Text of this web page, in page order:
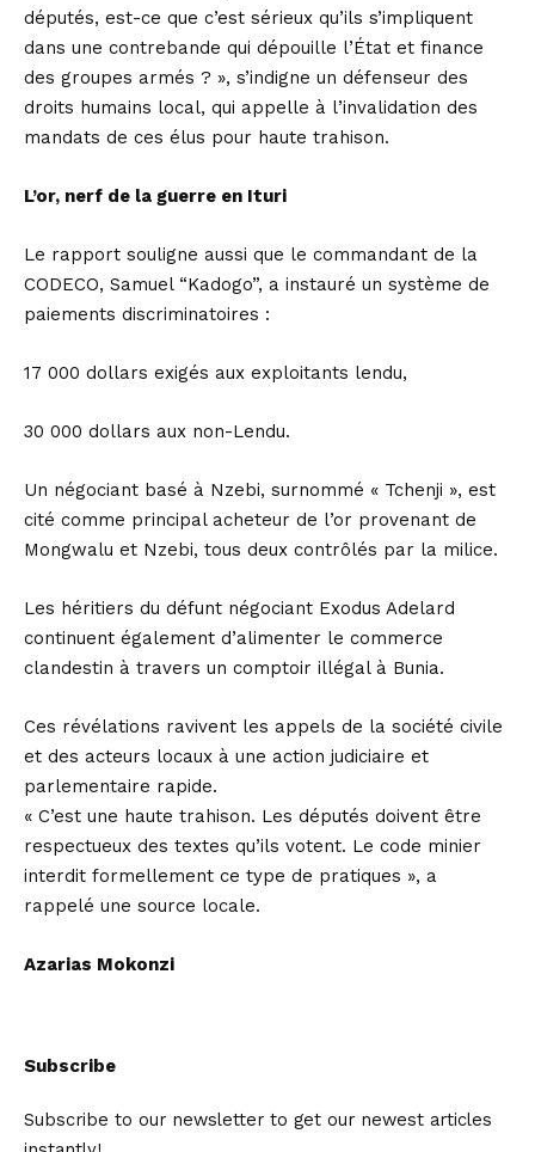
députés, est-ce que c’est sérieux qu’ils s’impliquent
dans une contrebande qui dépouille l’État et finance
des groupes armés ? », s’indigne un défenseur des
droits humains local, qui appelle à l’invalidation des
mandats de ces élus pour haute trahison.
L’or, nerf de la guerre en Ituri
Le rapport souligne aussi que le commandant de la
CODECO, Samuel “Kadogo”, a instauré un système de
paiements discriminatoires :
17 000 dollars exigés aux exploitants lendu,
30 000 dollars aux non-Lendu.
Un négociant basé à Nzebi, surnommé « Tchenji », est
cité comme principal acheteur de l’or provenant de
Mongwalu et Nzebi, tous deux contrôlés par la milice.
Les héritiers du défunt négociant Exodus Adelard
continuent également d’alimenter le commerce
clandestin à travers un comptoir illégal à Bunia.
Ces révélations ravivent les appels de la société civile
et des acteurs locaux à une action judiciaire et
parlementaire rapide.
« C’est une haute trahison. Les députés doivent être
respectueux des textes qu’ils votent. Le code minier
interdit formellement ce type de pratiques », a
rappelé une source locale.
Azarias Mokonzi
Subscribe
Subscribe to our newsletter to get our newest articles